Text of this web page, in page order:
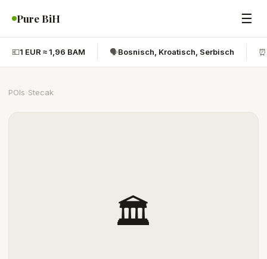
Pure BiH ☰
💶1 EUR ≈ 1,96 BAM 🗣️Bosnisch, Kroatisch, Serbisch ⏰
POIs Stecak
🏛️